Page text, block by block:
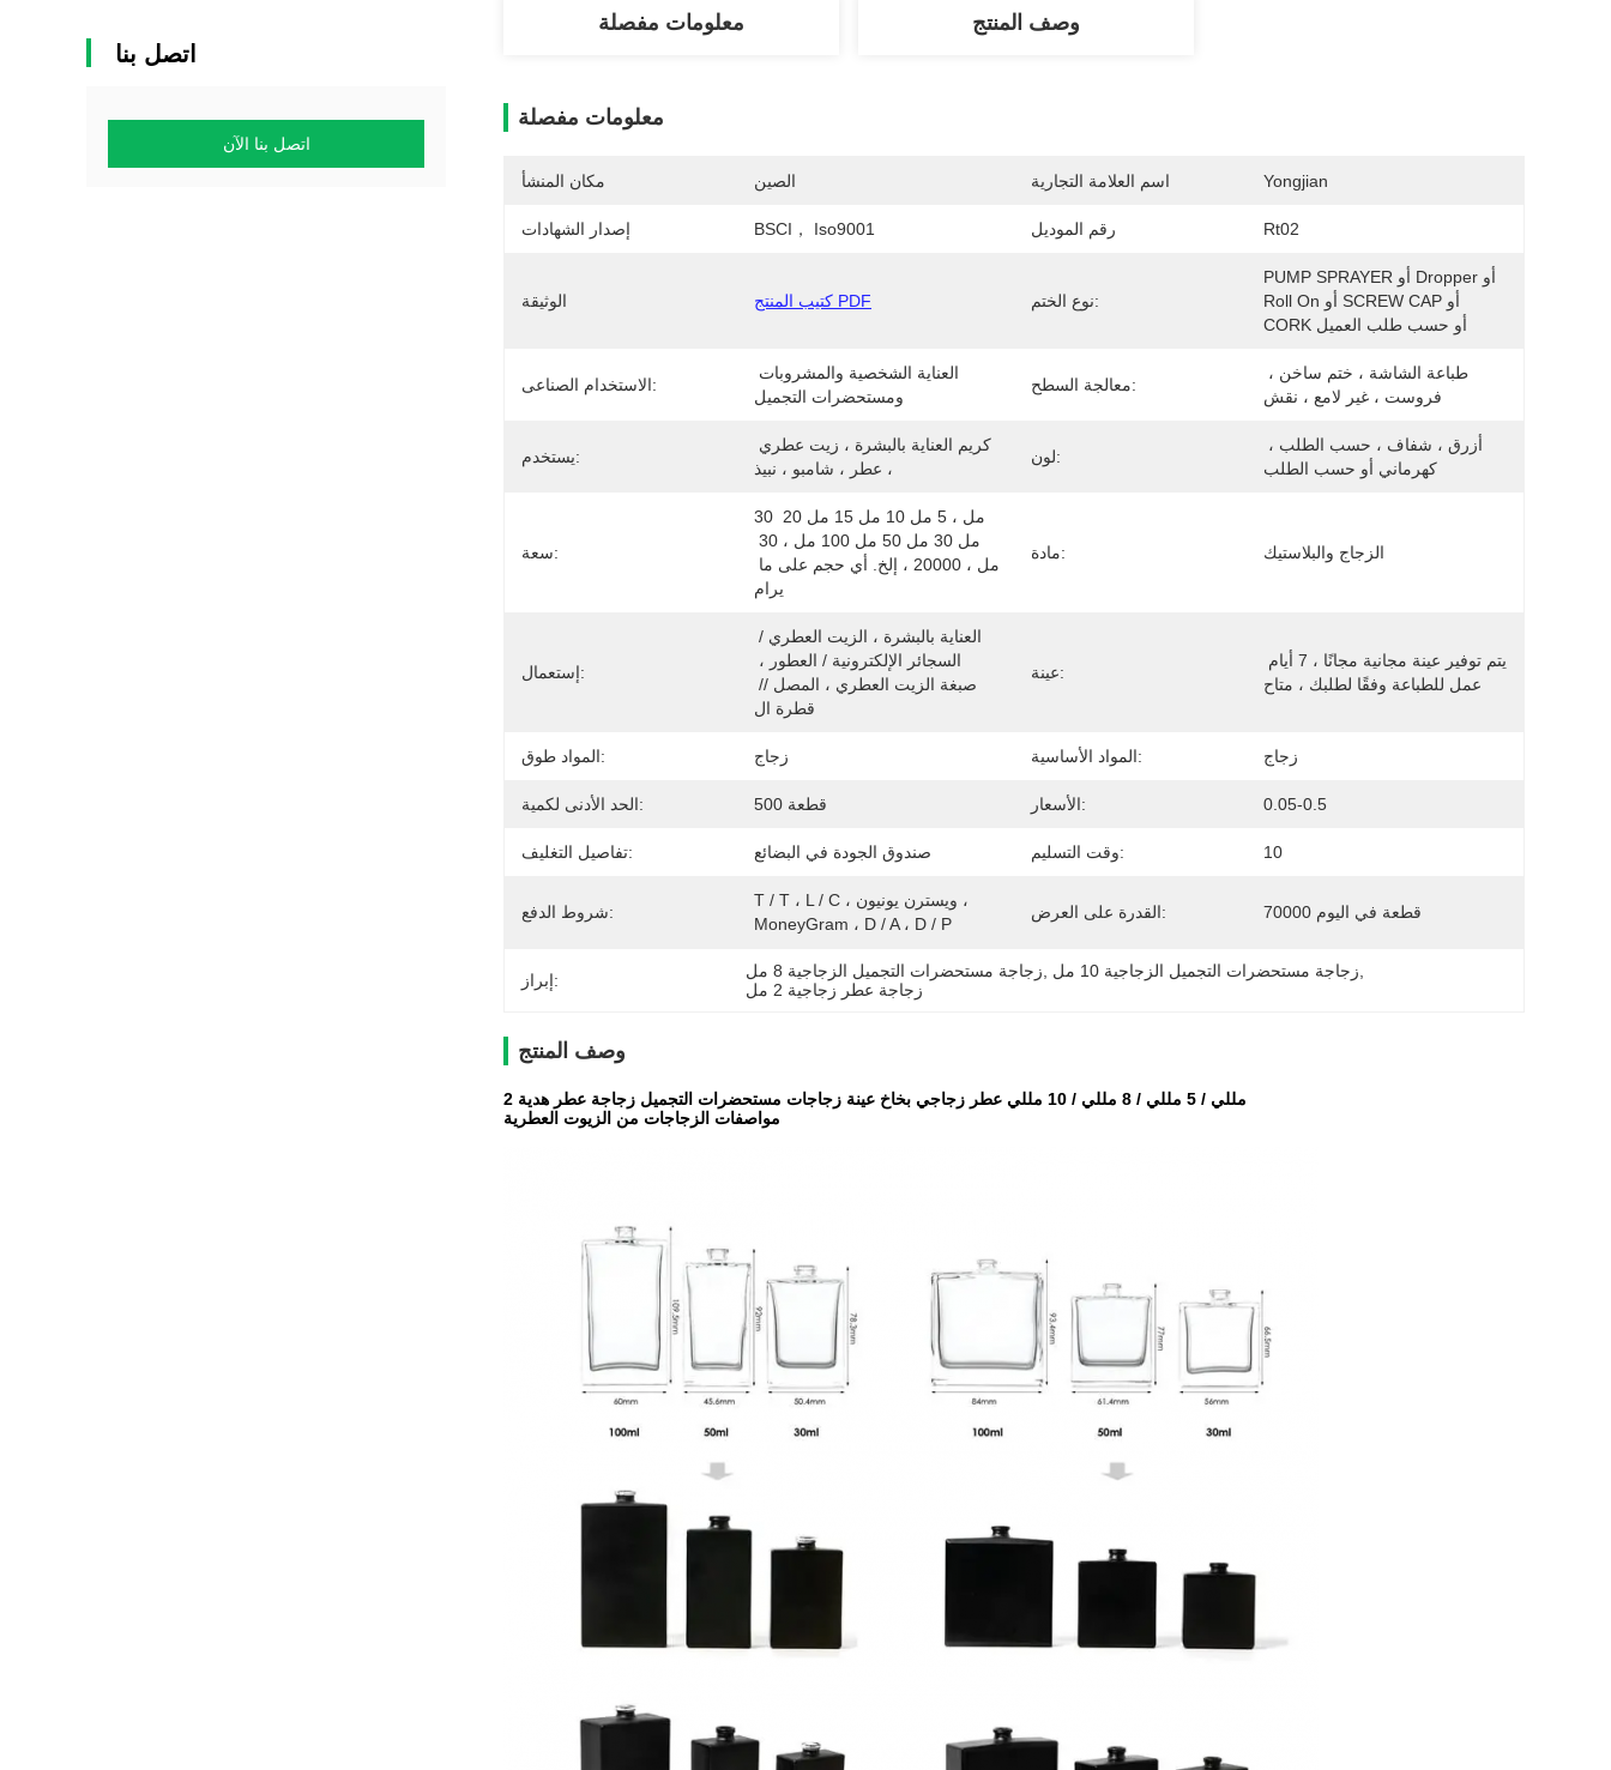
اتصل بنا
اتصل بنا الآن
معلومات مفصلة وصف المنتج
معلومات مفصلة
مكان المنشأ الصين اسم العلامة التجارية Yongjian
إصدار الشهادات BSCI， Iso9001 رقم الموديل Rt02
الوثيقة كتيب المنتج PDF نوع الختم:
PUMP SPRAYER أو Dropper أو
Roll On أو SCREW CAP أو
CORK أو حسب طلب العميل
الاستخدام الصناعى:
ومستحضرات التجميل
معالجة السطح:
فروست ، غير لامع ، نقش
يستخدم:
، عطر ، شامبو ، نبيذ
لون:
كهرماني أو حسب الطلب
سعة:
30 مل ، 5 مل 10 مل 15 مل 20
يرام
مادة: الزجاج والبلاستيك
إستعمال:
قطرة ال
عينة:
عمل للطباعة وفقًا لطلبك ، متاح
المواد طوق: زجاج المواد الأساسية: زجاج
الحد الأدنى لكمية: 500 قطعة الأسعار: 0.05-0.5
تفاصيل التغليف: صندوق الجودة في البضائع وقت التسليم: 10
شروط الدفع:
T / T ، L / C ، ويسترن يونيون ،
MoneyGram ، D / A ، D / P
القدرة على العرض: 70000 قطعة في اليوم
إبراز: زجاجة مستحضرات التجميل الزجاجية 8 مل زجاجة مستحضرات التجميل الزجاجية 10 مل
زجاجة عطر زجاجية 2 مل
وصف المنتج
2 مللي / 5 مللي / 8 مللي / 10 مللي عطر زجاجي بخاخ عينة زجاجات مستحضرات التجميل زجاجة عطر هدية
مواصفات الزجاجات من الزيوت العطرية